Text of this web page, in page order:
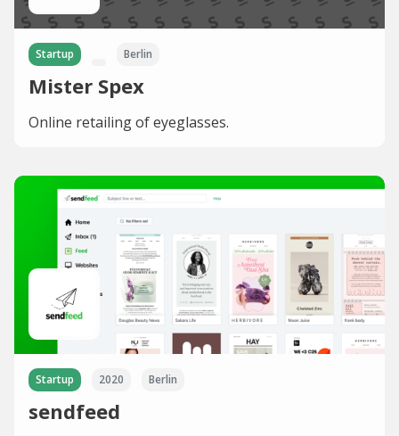
Startup Berlin
Mister Spex
Online retailing of eyeglasses.
Startup 2020 Berlin
sendfeed